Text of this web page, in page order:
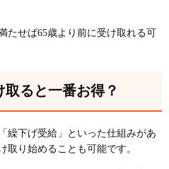
たせば65歳より前に受け取れる可
ると一番お得？
繰下げ受給」といった仕組みがあ
取り始めることも可能です。